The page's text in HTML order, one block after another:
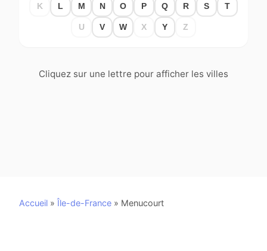
K L M N O P Q R S T
U V W X Y Z
Cliquez sur une lettre pour afficher les villes
Accueil » Île-de-France » Menucourt